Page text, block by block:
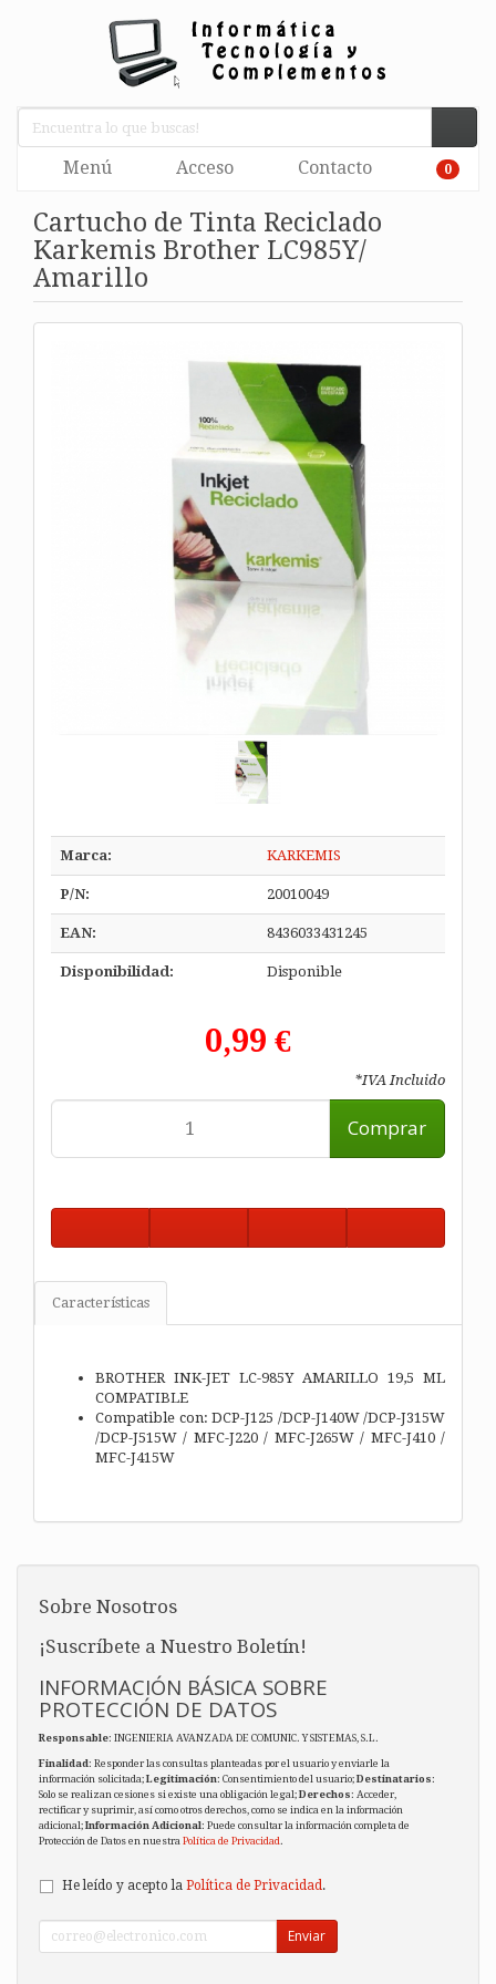
Menú Acceso Contacto 0
Cartucho de Tinta Reciclado
Karkemis Brother LC985Y/
Amarillo
Marca: KARKEMIS
P/N: 20010049
EAN: 8436033431245
Disponibilidad: Disponible
0,99 €
*IVA Incluido
Comprar
Características
BROTHER INK-JET LC-985Y AMARILLO 19,5 ML
COMPATIBLE
Compatible con: DCP-J125 /DCP-J140W /DCP-J315W
/DCP-J515W / MFC-J220 / MFC-J265W / MFC-J410 /
MFC-J415W
Sobre Nosotros
¡Suscríbete a Nuestro Boletín!
INFORMACIÓN BÁSICA SOBRE
PROTECCIÓN DE DATOS
Responsable: INGENIERIA AVANZADA DE COMUNIC. Y SISTEMAS, S.L.
Finalidad: Responder las consultas planteadas por el usuario y enviarle la
información solicitada;Legitimación: Consentimiento del usuario;Destinatarios:
Solo se realizan cesiones si existe una obligación legal;Derechos: Acceder,
rectificar y suprimir, así como otros derechos, como se indica en la información
adicional;Información Adicional: Puede consultar la información completa de
Protección de Datos en nuestra Política de Privacidad.
He leído y acepto la Política de Privacidad .
Enviar